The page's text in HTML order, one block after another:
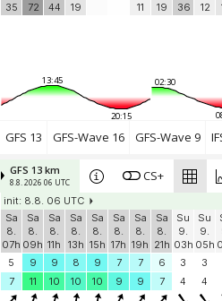
35
72
44
19
11
19
36
12
13:45
20:15
02:30
GFS 13 GFS-Wave 16 GFS-Wave 9
GFS 13 km
8.8. 2026 06 UTC CS+
init: 8.8. 06 UTC
Sa
8.
07h
Sa
8.
09h
Sa
8.
11h
Sa
8.
13h
Sa
8.
15h
Sa
8.
17h
Sa
8.
19h
Sa
8.
21h
Su
9.
03h
Su
9.
05h
5
9 9 8 9 7 7 6 3 3
7
11 10 10 10 9 9 7 4 4